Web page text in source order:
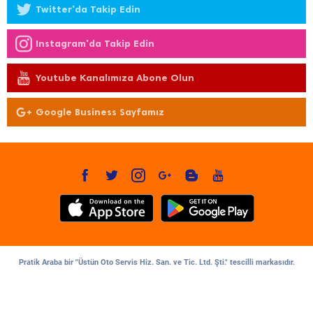
Twitter'da Takip Edin
Instagram'da Takip Edin
Youtube Kanalımıza Abone Olun
Google Business Sayfamız
Pratik Araba bir "Üstün Oto Servis Hiz. San. ve Tic. Ltd. Şti." tescilli markasıdır.